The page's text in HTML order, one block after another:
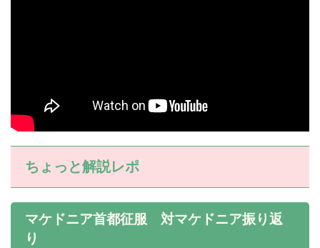
ちょっと解説レポ
マケドニア首都征服 対マケドニア振り返
り